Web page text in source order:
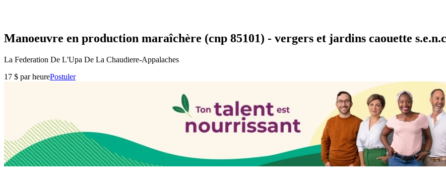
Manoeuvre en production maraîchère (cnp 85101) - vergers et jardins caouette
La Federation De L'Upa De La Chaudiere-Appalaches
17 $ par heurePostuler